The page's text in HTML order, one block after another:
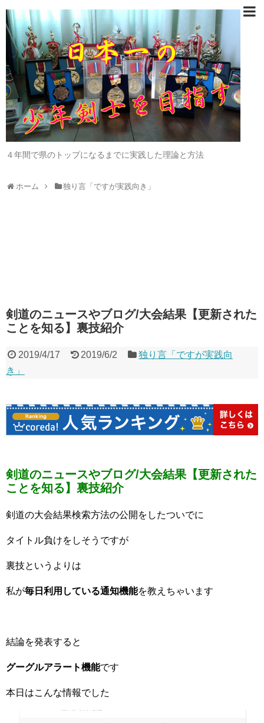
４年間で県のトップになるまでに実践した理論と方法
ホーム 独り言「ですが実践向き」
剣道のニュースやブログ/大会結果【更新された
ことを知る】裏技紹介
2019/4/17 2019/6/2
独り言「ですが実践向
き」
剣道のニュースやブログ/大会結果【更新された
ことを知る】裏技紹介
剣道の大会結果検索方法の公開をしたついでに
タイトル負けをしそうですが
裏技というよりは
私が毎日利用している通知機能を教えちゃいます
結論を発表すると
グーグルアラート機能です
本日はこんな情報でした